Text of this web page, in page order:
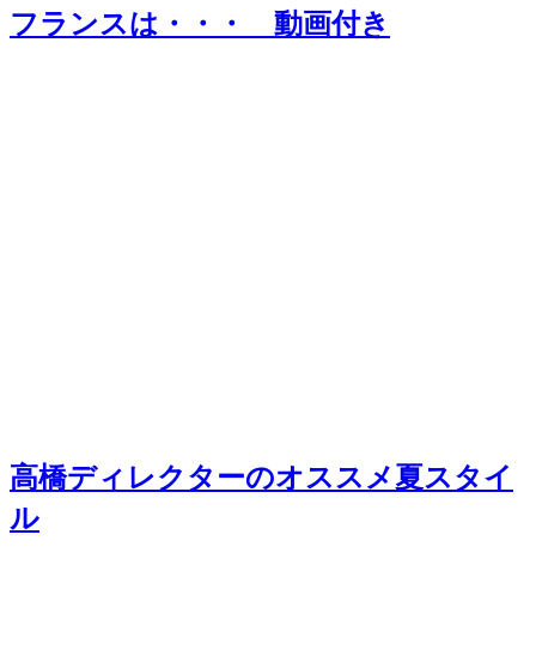
フランスは・・・ 動画付き
高橋ディレクターのオススメ夏スタイ
ル